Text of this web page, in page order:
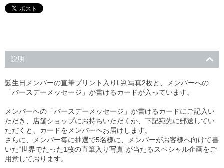
説明
誕生日メンバーの直筆プリント入りL判写真2枚と、メンバーへの
「バースデーメッセージ」が書けるカードが入っています。
メンバーへの「バースデーメッセージ」が書けるカードにご記入い
ただき、店舗ショップにお持ちいただくか、下記宛先に郵送してい
ただくと、カードをメンバーへお届けします。
さらに、メンバー毎に抽選で5名様に、メンバーがお客様へ向けて書
いた“世界でたった1枚の直筆入り写真”が当たるスペシャル企画をご
用意しております。